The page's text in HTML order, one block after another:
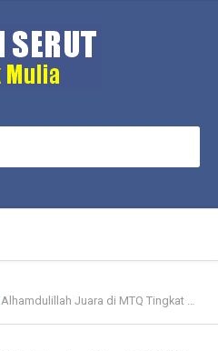
Alhamdulillah Juara di MTQ Tingkat Kec BANTUL